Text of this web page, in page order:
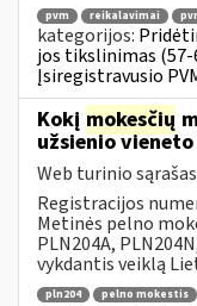
pvm reikalavimai
kategorijos:
jos tikslinimas (57-
Įsiregistravusio
Kokį mokesčių
užsienio
Web turinio sąrašas
Registracijos
Metinės pelno
PLN204A,
vykdantis veiklą
pln204 pelno mokestis